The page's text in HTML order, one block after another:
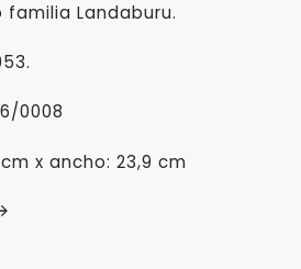
familia Landaburu.
0008
x ancho: 23,9 cm